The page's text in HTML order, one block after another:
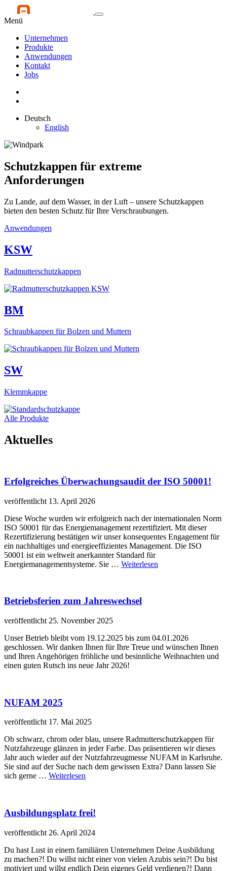
Menü
Unternehmen
Produkte
Anwendungen
Kontakt
Jobs
Deutsch
English
Schutzkappen für extreme
Anforderungen
Zu Lande, auf dem Wasser, in der Luft – unsere Schutzkappen
bieten den besten Schutz für Ihre Verschraubungen.
Anwendungen
KSW
Radmutterschutzkappen
BM
Schraubkappen für Bolzen und Muttern
SW
Klemmkappe
Alle Produkte
Aktuelles
Erfolgreiches Überwachungsaudit der ISO 50001!
veröffentlicht 13. April 2026
Diese Woche wurden wir erfolgreich nach der internationalen Norm
ISO 50001 für das Energiemanagement rezertifiziert. Mit dieser
Rezertifizierung bestätigen wir unser konsequentes Engagement für
ein nachhaltiges und energieeffizientes Management. Die ISO
50001 ist ein weltweit anerkannter Standard für
Energiemanagementsysteme. Sie … Weiterlesen
Betriebsferien zum Jahreswechsel
veröffentlicht 25. November 2025
Unser Betrieb bleibt vom 19.12.2025 bis zum 04.01.2026
geschlossen. Wir danken Ihnen für Ihre Treue und wünschen Ihnen
und Ihren Angehörigen fröhliche und besinnliche Weihnachten und
einen guten Rutsch ins neue Jahr 2026!
NUFAM 2025
veröffentlicht 17. Mai 2025
Ob schwarz, chrom oder blau, unsere Radmutterschutzkappen für
Nutzfahrzeuge glänzen in jeder Farbe. Das präsentieren wir dieses
Jahr auch wieder auf der Nutzfahrzeugmesse NUFAM in Karlsruhe.
Sie sind auf der Suche nach dem gewissen Extra? Dann lassen Sie
sich gerne … Weiterlesen
Ausbildungsplatz frei!
veröffentlicht 26. April 2024
Du hast Lust in einem familiären Unternehmen Deine Ausbildung
zu machen?! Du willst nicht einer von vielen Azubis sein?! Du bist
motiviert und willst endlich Dein eigenes Geld verdienen?! Dann